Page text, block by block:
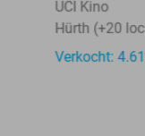
UCI Kino
Hürth (+20
Verkocht: